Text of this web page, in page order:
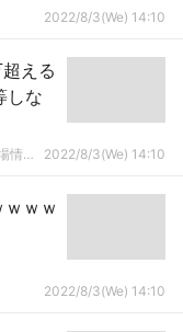
2022/8/3(We) 14:10
える
しな
コイン速報 | 仮想通貨ニュース・暗号資産相場情報・5chまとめ 2022/8/3(We) 14:10
ｗｗ
2022/8/3(We) 14:10